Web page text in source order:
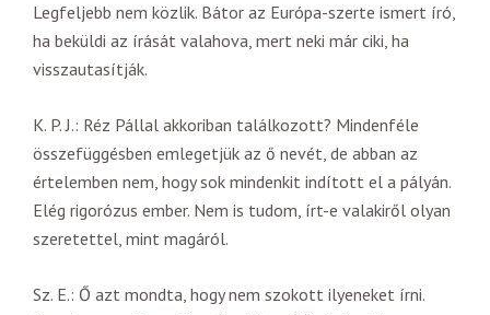
Legfeljebb nem közlik. Bátor az Európa-szerte ismert író,
ha beküldi az írását valahova, mert neki már ciki, ha
visszautasítják.
K. P. J.: Réz Pállal akkoriban találkozott? Mindenféle
összefüggésben emlegetjük az ő nevét, de abban az
értelemben nem, hogy sok mindenkit indított el a pályán.
Elég rigorózus ember. Nem is tudom, írt-e valakiről olyan
szeretettel, mint magáról.
Sz. E.: Ő azt mondta, hogy nem szokott ilyeneket írni.